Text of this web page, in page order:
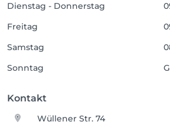
Dienstag - Donnerstag
Freitag
Samstag
Sonntag
Kontakt
Wüllener Str. 74